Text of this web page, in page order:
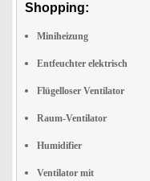
Shopping:
Miniheizung
Entfeuchter elektrisch
Flügelloser Ventilator
Raum-Ventilator
Humidifier
Ventilator mit